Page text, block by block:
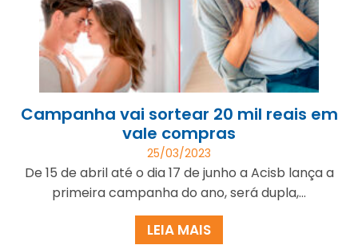
Campanha vai sortear 20 mil reais em
vale compras
25/03/2023
De 15 de abril até o dia 17 de junho a Acisb lança a
primeira campanha do ano, será dupla,...
LEIA MAIS